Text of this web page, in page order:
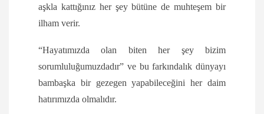
aşkla kattığınız her şey bütüne de muhteşem bir
ilham verir.
“Hayatımızda olan biten her şey bizim
sorumluluğumuzdadır” ve bu farkındalık dünyayı
bambaşka bir gezegen yapabileceğini her daim
hatırımızda olmalıdır.